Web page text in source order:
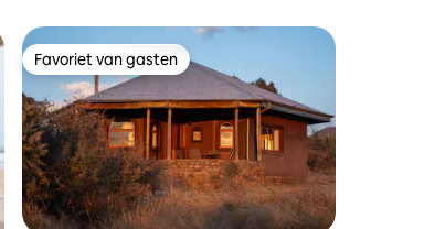
Favoriet van gasten
Favoriet van gasten